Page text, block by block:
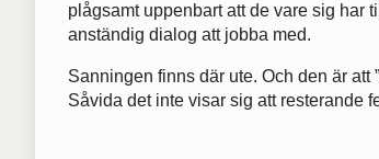
plågsamt uppenbart att de vare sig har
anständig dialog att jobba med.
Sanningen finns där ute. Och den är att
Såvida det inte visar sig att resterande